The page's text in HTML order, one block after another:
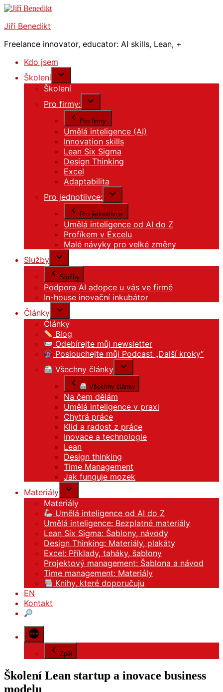
Přejít
obsahu
Jiří Benedikt
Freelance innovator, educator: AI skills, Lean, +
Kdo jsem
Školení
Školení
Pro firmy:
Pro firmy:
Umělá inteligence (AI)
Innovation skills
Lean Six Sigma
Design Thinking
Excel
Adaptabilita
Pro jednotlivce:
Pro jednotlivce:
Umělá inteligence od AI do Z
Profíkem v Excelu
Malé návyky pro velké změny
Služby
Služby
Podpora AI adopce u vás ve firmě
In-house inovační inkubátor
Články
Články
Blog
Odebírejte můj newsletter
Poslouchejte můj Podcast „Další kroky“
Všechny články
Všechny články
Na čem dělám
Umělá inteligence v praxi
Chytrá práce
Klid a radost z práce
Inovace a technologie
Lean
Design thinking
Time Management
Jak funguje mozek
Materiály
Materiály
Umělá inteligence od AI do Z
Umělá inteligence: Bezplatné materiály
Lean Six Sigma: Šablony, návody
Design Thinking: Materiály, plakáty
Excel: Příklady, taháky, šablony
Projektový management: Šablona a návod
Time management: Materiály
Knihy, které doporučuju
EN
Kontakt
Zpět
Školení Lean startup a inovace business
modelu